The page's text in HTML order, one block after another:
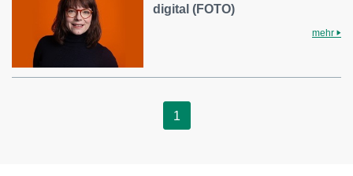
digital (FOTO)
mehr
1